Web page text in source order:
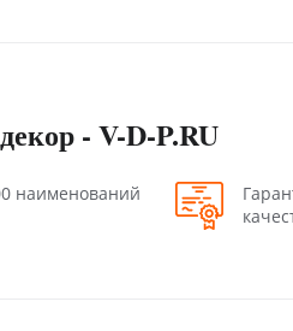
- V-D-P.RU
наименований